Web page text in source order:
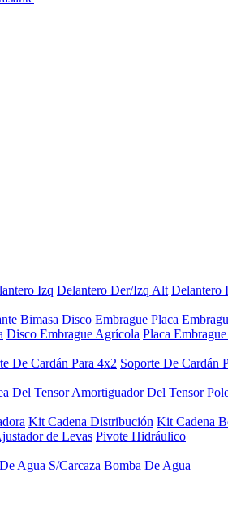
Izq Delantero Der/Izq Alt Delantero
Bimasa Disco Embrague Placa
Disco Embrague Agrícola Placa
De Cardán Para 4x2 Soporte De Cardán
Del Tensor Amortiguador Del Tensor
Kit Cadena Distribución Kit Cadena
de Levas Pivote Hidráulico
Agua S/Carcaza Bomba De Agua